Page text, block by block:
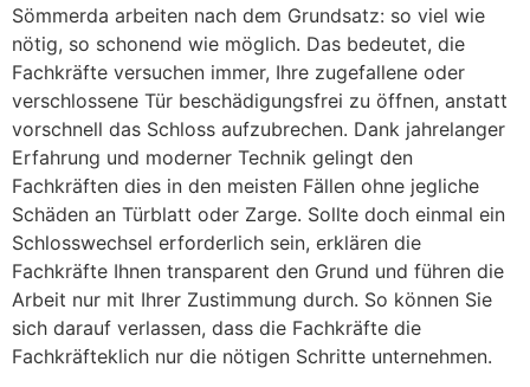
Sömmerda arbeiten nach dem Grundsatz: so viel wie
nötig, so schonend wie möglich. Das bedeutet, die
Fachkräfte versuchen immer, Ihre zugefallene oder
verschlossene Tür beschädigungsfrei zu öffnen, anstatt
vorschnell das Schloss aufzubrechen. Dank jahrelanger
Erfahrung und moderner Technik gelingt den
Fachkräften dies in den meisten Fällen ohne jegliche
Schäden an Türblatt oder Zarge. Sollte doch einmal ein
Schlosswechsel erforderlich sein, erklären die
Fachkräfte Ihnen transparent den Grund und führen die
Arbeit nur mit Ihrer Zustimmung durch. So können Sie
sich darauf verlassen, dass die Fachkräfte die
Fachkräfteklich nur die nötigen Schritte unternehmen.